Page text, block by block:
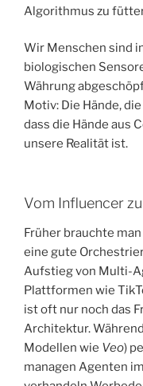
Algorithmus zu
​Wir Menschen sind
biologischen
Währung
Motiv: Die Hände,
dass die Hände aus
unsere Realität ist.
​Vom Influencer
​Früher brauchte
eine gute
Aufstieg von Multi-
Plattformen wie
ist oft nur noch das
Architektur.
Modellen wie Veo)
managen Agenten